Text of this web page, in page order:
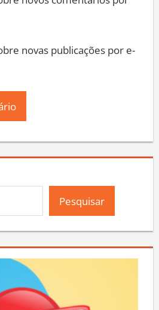
novos comentários por
novas publicações por e-
Pesquisar